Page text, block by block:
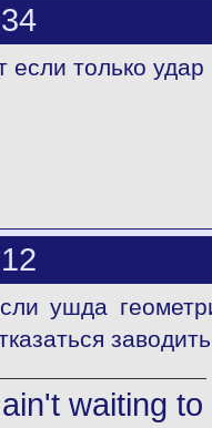
если только
ушда
waiting